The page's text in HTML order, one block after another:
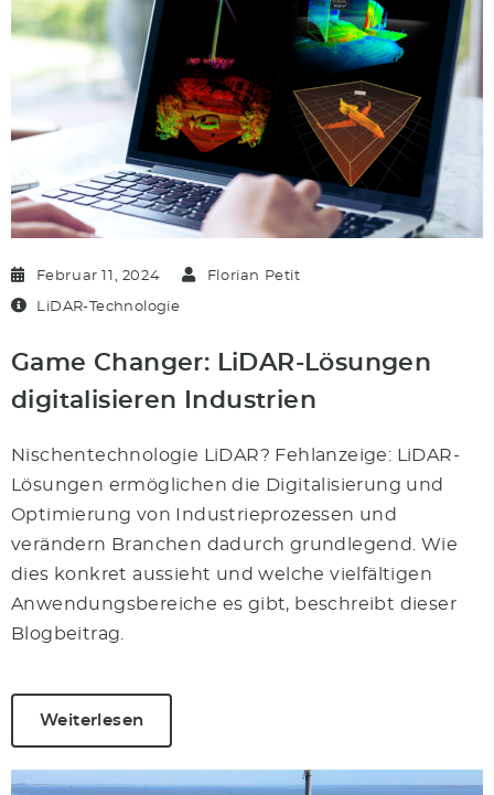
Februar 11, 2024 Florian Petit
LiDAR-Technologie
Game Changer: LiDAR-Lösungen
digitalisieren Industrien
Nischentechnologie LiDAR? Fehlanzeige: LiDAR-
Lösungen ermöglichen die Digitalisierung und
Optimierung von Industrieprozessen und
verändern Branchen dadurch grundlegend. Wie
dies konkret aussieht und welche vielfältigen
Anwendungsbereiche es gibt, beschreibt dieser
Blogbeitrag.
Weiterlesen